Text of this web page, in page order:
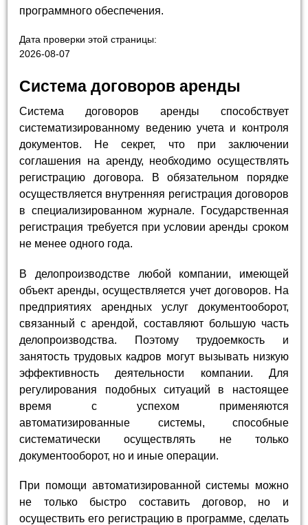
программного обеспечения.
Дата проверки этой страницы:
2026-08-07
Система договоров аренды
Система договоров аренды способствует
систематизированному ведению учета и контроля
документов. Не секрет, что при заключении
соглашения на аренду, необходимо осуществлять
регистрацию договора. В обязательном порядке
осуществляется внутренняя регистрация договоров
в специализированном журнале. Государственная
регистрация требуется при условии аренды сроком
не менее одного года.
В делопроизводстве любой компании, имеющей
объект аренды, осуществляется учет договоров. На
предприятиях арендных услуг документооборот,
связанный с арендой, составляют большую часть
делопроизводства. Поэтому трудоемкость и
занятость трудовых кадров могут вызывать низкую
эффективность деятельности компании. Для
регулирования подобных ситуаций в настоящее
время с успехом применяются
автоматизированные системы, способные
систематически осуществлять не только
документооборот, но и иные операции.
При помощи автоматизированной системы можно
не только быстро составить договор, но и
осуществить его регистрацию в программе, сделать